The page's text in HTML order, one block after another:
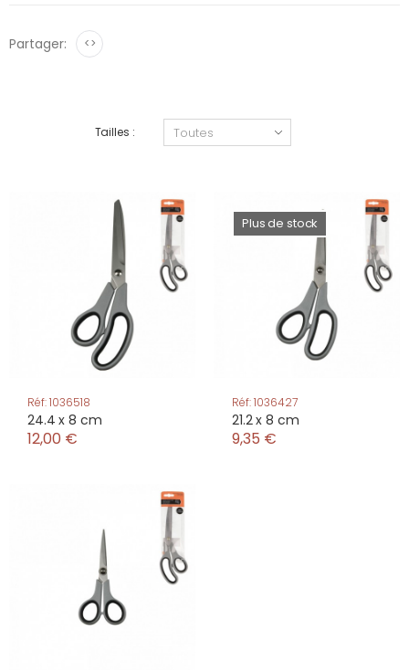
Partager: <>
Tailles :
Réf: 1036518
24.4 x 8 cm
12,00 €
Plus de stock
Réf: 1036427
21.2 x 8 cm
9,35 €